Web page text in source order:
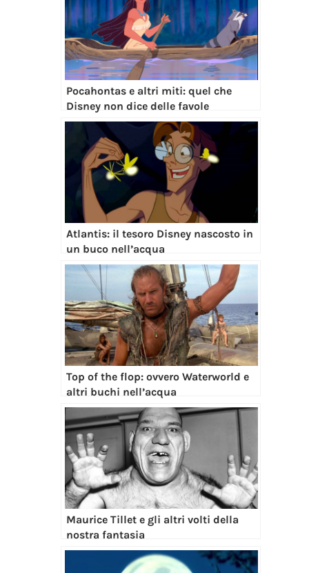
Pocahontas e altri miti: quel che
Disney non dice delle favole
Atlantis: il tesoro Disney nascosto in
un buco nell’acqua
Top of the flop: ovvero Waterworld e
altri buchi nell’acqua
Maurice Tillet e gli altri volti della
nostra fantasia